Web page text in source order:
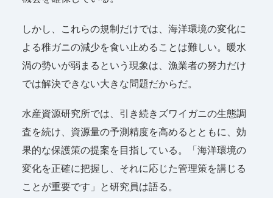
しかし、これらの規制だけでは、海洋環境の変化に
よる稚ガニの減少を食い止めることは難しい。暖水
渦の勢いが弱まるという現象は、漁業者の努力だけ
では解決できない大きな問題だからだ。
水産資源研究所では、引き続きズワイガニの生態調
査を続け、資源量の予測精度を高めるとともに、効
果的な保護策の提案を目指している。「海洋環境の
変化を正確に把握し、それに応じた管理策を講じる
ことが重要です」と研究員は語る。